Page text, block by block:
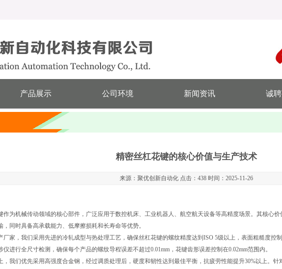
产品展示 公司环境 新闻资讯 诚
精密丝杠花键的核心价值与生产技术
来源：聚优创新自动化 点击：438 时间：2025-11-26
作为机械传动领域的核心部件，广泛应用于数控机床、工业机器人、航空航天设备等高精度场景。其核心
，同时具备高承载能力、低摩擦损耗和长寿命等优势。
厂家，我们采用先进的冷轧成型与热处理工艺，确保丝杠花键的螺纹精度达到ISO 5级以上，表面粗糙度控
仪进行全尺寸检测，确保每个产品的螺纹导程误差不超过0.01mm，花键齿形误差控制在0.02mm范围内。
，我们优先采用高强度合金钢，经过调质处理后，硬度和韧性达到最佳平衡，抗疲劳性能提升30%以上。